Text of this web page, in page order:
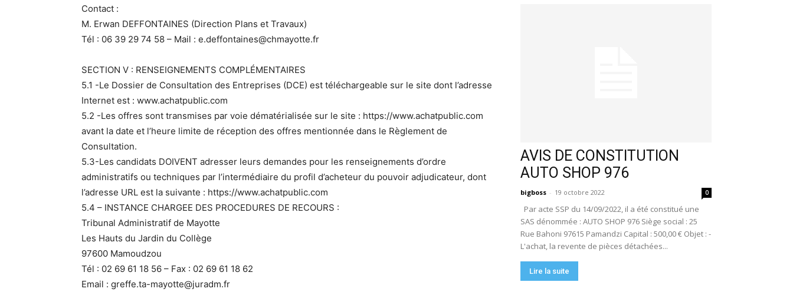
Contact :
M. Erwan DEFFONTAINES (Direction Plans et Travaux)
Tél : 06 39 29 74 58 – Mail : e.deffontaines@chmayotte.fr
SECTION V : RENSEIGNEMENTS COMPLÉMENTAIRES
5.1 -Le Dossier de Consultation des Entreprises (DCE) est téléchargeable sur le site dont l’adresse
Internet est : www.achatpublic.com
5.2 -Les offres sont transmises par voie dématérialisée sur le site : https://www.achatpublic.com
avant la date et l’heure limite de réception des offres mentionnée dans le Règlement de
Consultation.
5.3-Les candidats DOIVENT adresser leurs demandes pour les renseignements d’ordre
administratifs ou techniques par l’intermédiaire du profil d’acheteur du pouvoir adjudicateur, dont
l’adresse URL est la suivante : https://www.achatpublic.com
5.4 – INSTANCE CHARGEE DES PROCEDURES DE RECOURS :
Tribunal Administratif de Mayotte
Les Hauts du Jardin du Collège
97600 Mamoudzou
Tél : 02 69 61 18 56 – Fax : 02 69 61 18 62
Email : greffe.ta-mayotte@juradm.fr
AVIS DE CONSTITUTION
AUTO SHOP 976
bigboss - 19 octobre 2022 0
Par acte SSP du 14/09/2022, il a été constitué une
SAS dénommée : AUTO SHOP 976 Siège social : 25
Rue Bahoni 97615 Pamandzi Capital : 500,00 € Objet : -
L'achat, la revente de pièces détachées...
Lire la suite